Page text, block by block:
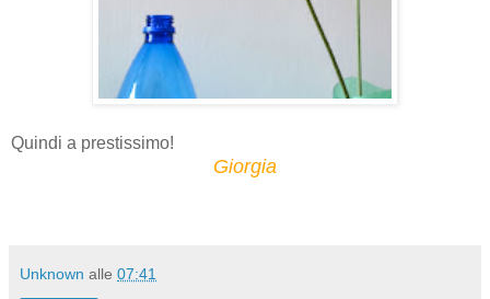
Quindi a prestissimo!
Giorgia
Unknown alle 07:41